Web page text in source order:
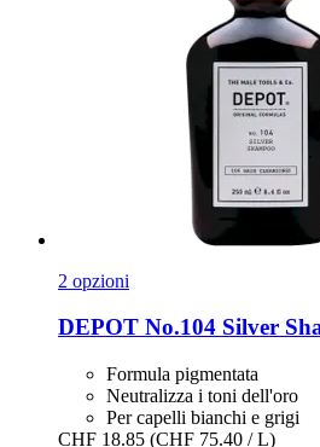
2 opzioni
DEPOT No.104 Silver
Formula pigmentata
Neutralizza i toni dell'oro
Per capelli bianchi e grigi
CHF 18.85 (CHF 75.40 / L)